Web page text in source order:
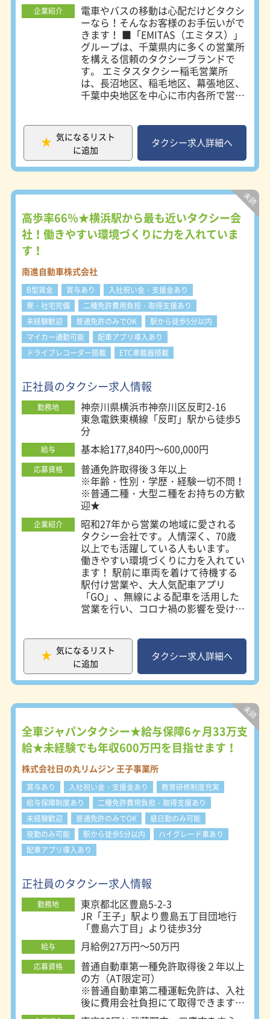
して飛び込んできてください！ ＜女
性ドライバー応援企業＞ 令和5年4
月、国土交通省より認定 ＜従業員数
2800名突破！＞ 日本交通グループ関
西：2837名（2026年6月現在）
※FC、日本型ライドシェアドライバ
ー除く ＜入社後は万全の教育体制を
ご用意＞ ☆★未経験の方も約1週間で
二種免許を取得できます！★☆ ◆提
は全額会社負担（規定あり） ◆自動
車事故対策機構での初任者研修 ◆社
内研修施設での接客・車内機材研修
◆タクシーセンター（外部研修施設）
での地理・接客教育 ＜独り立ち後の
サポートも充実＞ 研修の仕上げとし
て先輩のサポートを受けながら、実務
経験を積んで独り立ちです。 その後
も日本交通90年分のノウハウが詰ま
ったマニュアルを携え、安心・安全な
に業務へ活かせる資格取得支援制度も
ご用意しています！ ※試採用期間の
研修先の営業所は、勤務地と異なる可
能性がございます。 異なる場合は
事前にお伝えいたしますので、予めご
了承ください。
★学歴不問
★未経験OK
★シニア活躍中
企業紹介
電車やバスの移動は心配だけどタクシ
ーなら！そんなお客様のお手伝いがで
きます！ ■「EMITAS（エミタス）」
グループは、千葉県内に多くの営業所
を構える信頼のタクシーブランドで
す。 エミタスタクシー稲毛営業所
は、長沼地区、稲毛地区、幕張地区、
千葉中央地区を中心に市内各所で営業
与、自家用車通勤可能、最新型洗車機
完備、社員旅行、新年会、年度の優良
ドライバー表彰制度、クラブ活動と、
充実した待遇が用意されています。
する体制が整っています！！ 車を運
転する以上、「もしも」の時にも備え
ることが安心につながります。下記の
通り、ドライバーが安心・集中して業
務に取り組めるように保障制度や車体
保障有り ・各種社会保険完備 ・カー
ナビやドライブレコーダー、車内防犯
カメラ、ETCを搭載 ・各種電子マネー
やQR決済可能なタブレット完備
気になるリスト
に追加
タクシー求人詳細へ
高歩率66％★横浜駅から最も近いタクシー会
社！働きやすい環境づくりに力を入れていま
す！
南進自動車株式会社
B型賃金 賞与あり
入社祝い金・支援金あり
寮・社宅完備
二種免許費用負担・取得支援あり
未経験歓迎
普通免許のみでOK
駅から徒歩5分以内
マイカー通勤可能
配車アプリ導入あり
ドライブレコーダー搭載
ETC車載器搭載
正社員のタクシー求人情報
勤務地
神奈川県横浜市神奈川区反町2-16
東急電鉄東横線「反町」駅から徒歩5
分
給与 基本給177,840円～600,000円
応募資格
普通免許取得後３年以上
※年齢・性別・学歴・経験一切不問！
※普通二種・大型ニ種をお持ちの方歓
迎★
企業紹介
昭和27年から営業の地域に愛される
タクシー会社です。人情深く、70歳
以上でも活躍している人もいます。
働きやすい環境づくりに力を入れてい
ます！ 駅前に車両を着けて待機する
駅付け営業や、大人気配車アプリ
「GO」、無線による配車を活用した
営業を行い、コロナ禍の影響を受けて
横浜駅（西口）から最も近いタクシー
会社なので、稼げる「横浜駅」へすぐ
に駅付け営業しに行ける、好立地の環
境です♪ ★新型コロナウイルス感染
ン発生機・飛沫防止効果の高いＬ字型
【経験者の方対象】 入社祝金最大20
万円支給！ 【未経験者の方】 3ヶ月間
30万円の給料保障あり
気になるリスト
に追加
タクシー求人詳細へ
全車ジャパンタクシー★給与保障6ヶ月33万支
給★未経験でも年収600万円を目指せます！
株式会社日の丸リムジン 王子事業所
賞与あり 入社祝い金・支援金あり
教育研修制度充実
給与保障制度あり
二種免許費用負担・取得支援あり
未経験歓迎
普通免許のみでOK
昼日勤のみ可能
夜勤のみ可能
駅から徒歩5分以内
ハイグレード車あり
配車アプリ導入あり
正社員のタクシー求人情報
勤務地
東京都北区豊島5-2-3
JR「王子」駅より豊島五丁目団地行
「豊島六丁目」より徒歩3分
給与 月給例27万円～50万円
応募資格
普通自動車第一種免許取得後２年以上
の方（AT限定可）
※普通自動車第二種運転免許は、入社
後に費用会社負担にて取得できます
（規定あり）